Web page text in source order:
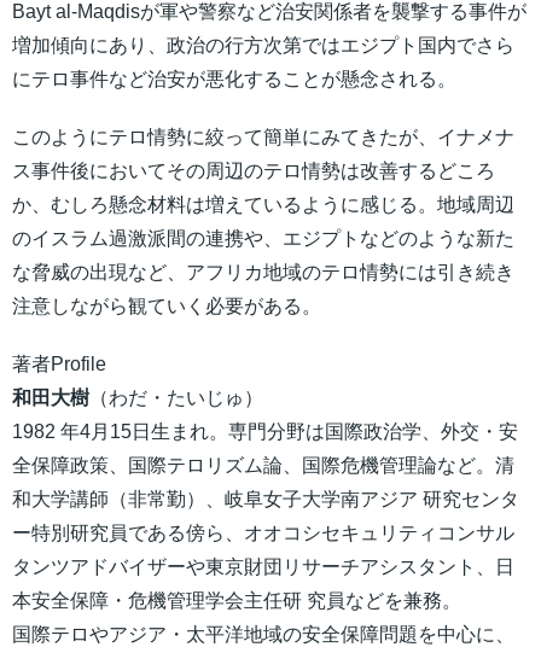
Bayt al-Maqdisが軍や警察など治安関係者を襲撃する事件が
増加傾向にあり、政治の行方次第ではエジプト国内でさら
にテロ事件など治安が悪化することが懸念される。
このようにテロ情勢に絞って簡単にみてきたが、イナメナ
ス事件後においてその周辺のテロ情勢は改善するどころ
か、むしろ懸念材料は増えているように感じる。地域周辺
のイスラム過激派間の連携や、エジプトなどのような新た
な脅威の出現など、アフリカ地域のテロ情勢には引き続き
注意しながら観ていく必要がある。
著者Profile
和田大樹 （わだ・たいじゅ）
1982 年4月15日生まれ。専門分野は国際政治学、外交・安
全保障政策、国際テロリズム論、国際危機管理論など。清
和大学講師（非常勤）、岐阜女子大学南アジア 研究センタ
ー特別研究員である傍ら、オオコシセキュリティコンサル
タンツアドバイザーや東京財団リサーチアシスタント、日
本安全保障・危機管理学会主任研 究員などを兼務。
国際テロやアジア・太平洋地域の安全保障問題を中心に、